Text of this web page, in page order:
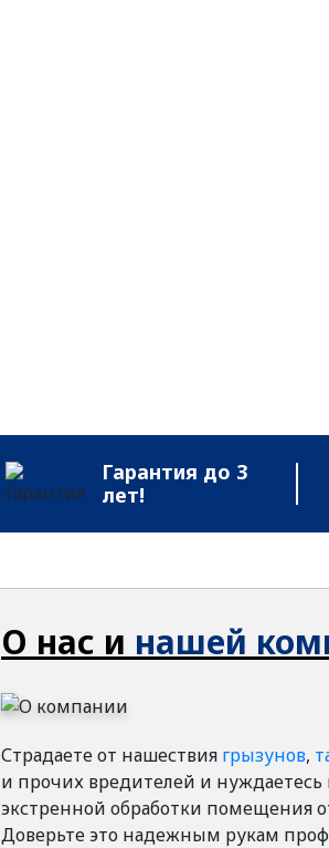
Гарантия до 3
лет!
О нас и нашей
Страдаете от нашествия грызунов,
и прочих вредителей и
экстренной обработки помещения
Доверьте это надежным рукам